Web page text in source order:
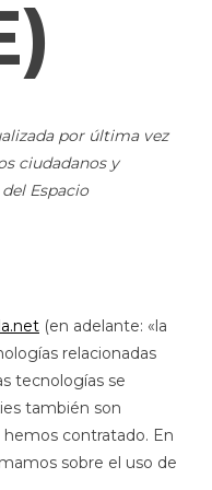
por última vez
ciudadanos y
Espacio
(en adelante: «la
relacionadas
tecnologías se
también son
contratado. En
sobre el uso de